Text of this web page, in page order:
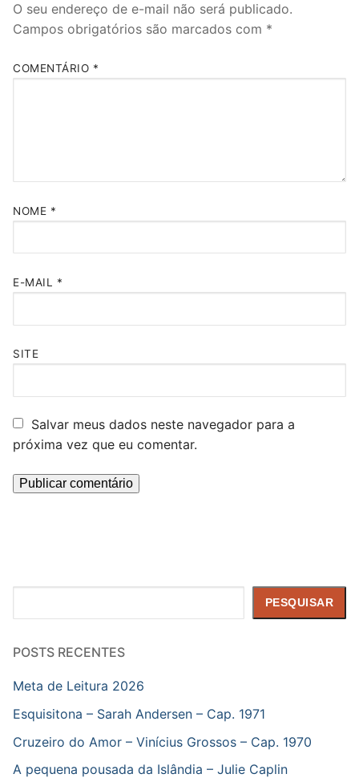
O seu endereço de e-mail não será publicado.
Campos obrigatórios são marcados com *
COMENTÁRIO *
NOME *
E-MAIL *
SITE
Salvar meus dados neste navegador para a
próxima vez que eu comentar.
PESQUISAR
POSTS RECENTES
Meta de Leitura 2026
Esquisitona – Sarah Andersen – Cap. 1971
Cruzeiro do Amor – Vinícius Grossos – Cap. 1970
A pequena pousada da Islândia – Julie Caplin